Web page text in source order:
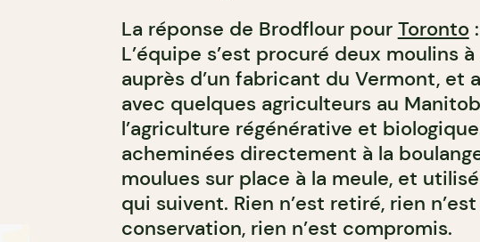
La réponse de Brodflour pour Toronto
L’équipe s’est procuré deux moulins
auprès d’un fabricant du Vermont, et
avec quelques agriculteurs au
l’agriculture régénérative et
acheminées directement à la
moulues sur place à la meule, et
qui suivent. Rien n’est retiré, rien
conservation, rien n’est compromis.